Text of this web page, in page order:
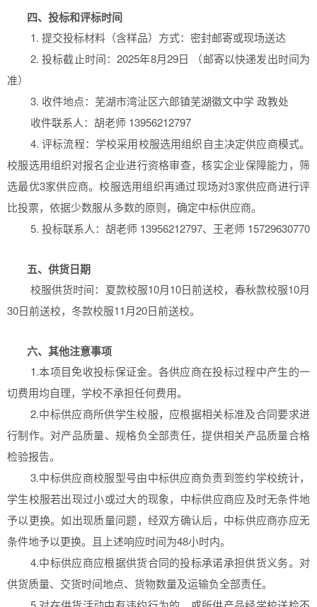
四、投标和评标时间
1. 提交投标材料（含样品）方式：密封邮寄或现场送达
2. 投标截止时间：2025年8月29日 （邮寄以快递发出时间为
准）
3. 收件地点：芜湖市湾沚区六郎镇芜湖徽文中学 政教处
收件联系人：胡老师 13956212797
4. 评标流程：学校采用校服选用组织自主决定供应商模式。
校服选用组织对报名企业进行资格审查，核实企业保障能力，筛
选最优3家供应商。校服选用组织再通过现场对3家供应商进行评
比投票，依据少数服从多数的原则，确定中标供应商。
5. 投标联系人：胡老师 13956212797、王老师 15729630770
五、供货日期
校服供货时间：夏款校服10月10日前送校，春秋款校服10月
30日前送校，冬款校服11月20日前送校。
六、其他注意事项
1.本项目免收投标保证金。各供应商在投标过程中产生的一
切费用均自理，学校不承担任何费用。
2.中标供应商所供学生校服，应根据相关标准及合同要求进
行制作。对产品质量、规格负全部责任，提供相关产品质量合格
检验报告。
3.中标供应商校服型号由中标供应商负责到签约学校统计，
学生校服若出现过小或过大的现象，中标供应商应及时无条件地
予以更换。如出现质量问题，经双方确认后，中标供应商亦应无
条件地予以更换。且上述响应时间为48小时内。
4.中标供应商应根据供货合同的投标承诺承担供货义务。对
供货质量、交货时间地点、货物数量及运输负全部责任。